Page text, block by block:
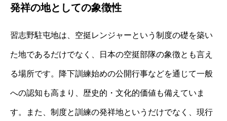
発祥の地としての象徴性
習志野駐屯地は、空挺レンジャーという制度の礎を築い
た地であるだけでなく、日本の空挺部隊の象徴とも言え
る場所です。降下訓練始めの公開行事などを通じて一般
への認知も高まり、歴史的・文化的価値も備えていま
す。また、制度と訓練の発祥地というだけでなく、現行